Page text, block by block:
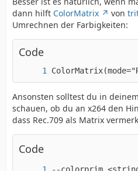
dann hilft ColorMatrix von
Umrechnen der Farbigkeiten:
Code
Ansonsten solltest du in
schauen, ob du an x264 den
dass Rec.709 als Matrix
Code